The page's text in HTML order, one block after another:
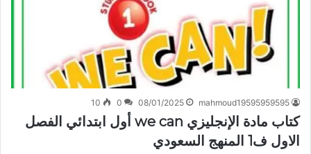
mahmoud19595959595
08/01/2025
0
10
كتاب مادة الإنجليزي we can أول ابتدائي الفصل
الاول ف1 المنهج السعودي